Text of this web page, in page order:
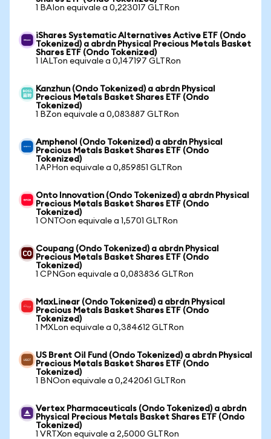
1 BAIon equivale a 0,223017 GLTRon
iShares Systematic Alternatives Active ETF (Ondo
Tokenized) a abrdn Physical Precious Metals Basket
Shares ETF (Ondo Tokenized)
1 IALTon equivale a 0,147197 GLTRon
Kanzhun (Ondo Tokenized) a abrdn Physical
Precious Metals Basket Shares ETF (Ondo
Tokenized)
1 BZon equivale a 0,083887 GLTRon
Amphenol (Ondo Tokenized) a abrdn Physical
Precious Metals Basket Shares ETF (Ondo
Tokenized)
1 APHon equivale a 0,859851 GLTRon
Onto Innovation (Ondo Tokenized) a abrdn Physical
Precious Metals Basket Shares ETF (Ondo
Tokenized)
1 ONTOon equivale a 1,5701 GLTRon
Coupang (Ondo Tokenized) a abrdn Physical
Precious Metals Basket Shares ETF (Ondo
Tokenized)
1 CPNGon equivale a 0,083836 GLTRon
MaxLinear (Ondo Tokenized) a abrdn Physical
Precious Metals Basket Shares ETF (Ondo
Tokenized)
1 MXLon equivale a 0,384612 GLTRon
US Brent Oil Fund (Ondo Tokenized) a abrdn Physical
Precious Metals Basket Shares ETF (Ondo
Tokenized)
1 BNOon equivale a 0,242061 GLTRon
Vertex Pharmaceuticals (Ondo Tokenized) a abrdn
Physical Precious Metals Basket Shares ETF (Ondo
Tokenized)
1 VRTXon equivale a 2,5000 GLTRon